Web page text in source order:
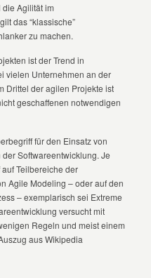
Agilität im
das “klassische”
zu machen.
ist der Trend in
vielen Unternehmen an der
Drittel der agilen Projekte ist
geschaffenen notwendigen
für den Einsatz von
Softwareentwicklung. Je
Teilbereiche der
Agile Modeling – oder auf den
– exemplarisch sei Extreme
versucht mit
Regeln und meist einem
aus Wikipedia